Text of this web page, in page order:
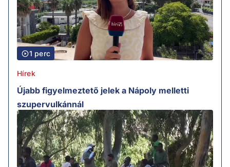
1 perc
Hírek
Újabb figyelmeztető jelek a Nápoly melletti
szupervulkánnál